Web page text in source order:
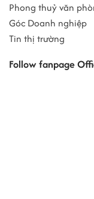
Phong thuỷ văn
Góc Doanh nghiệp
Tin thị trường
Follow fanpage